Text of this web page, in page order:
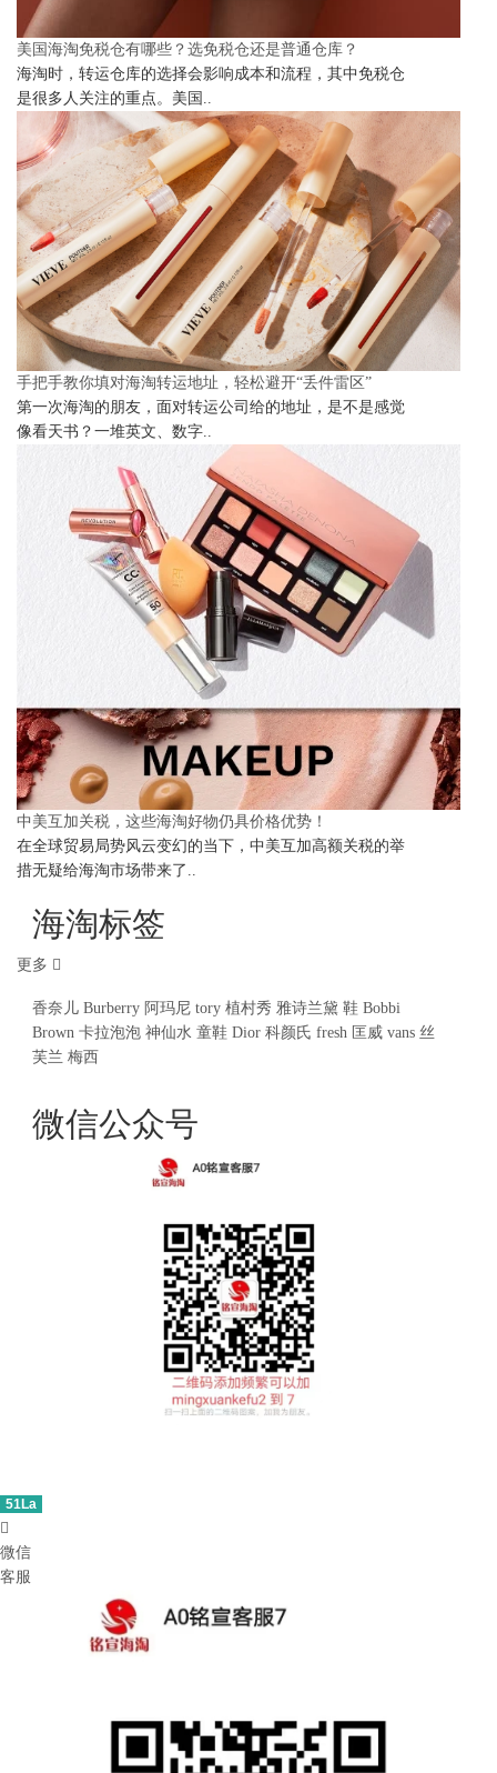
美国海淘免税仓有哪些？选免税仓还是普通仓库？
海淘时，转运仓库的选择会影响成本和流程，其中免税仓
是很多人关注的重点。美国..
手把手教你填对海淘转运地址，轻松避开“丢件雷区”
第一次海淘的朋友，面对转运公司给的地址，是不是感觉
像看天书？一堆英文、数字..
中美互加关税，这些海淘好物仍具价格优势！
在全球贸易局势风云变幻的当下，中美互加高额关税的举
措无疑给海淘市场带来了..
海淘标签
更多
香奈儿 Burberry 阿玛尼 tory 植村秀 雅诗兰黛 鞋 Bobbi
Brown 卡拉泡泡 神仙水 童鞋 Dior 科颜氏 fresh 匡威 vans 丝
芙兰 梅西
微信公众号
51La

微信
客服